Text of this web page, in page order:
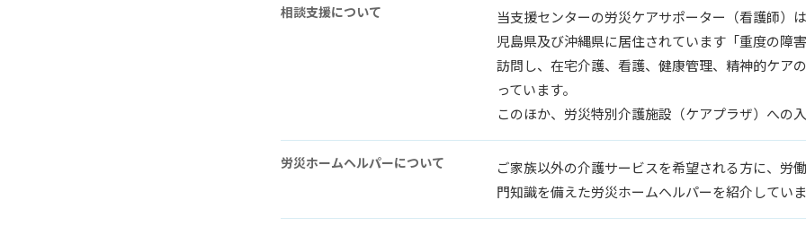
相談支援について
当支援センターの労災ケアサポーター（看護師）
児島県及び沖縄県に居住されています「重度の障
訪問し、在宅介護、看護、健康管理、精神的ケア
っています。
このほか、労災特別介護施設（ケアプラザ）への
労災ホームヘルパーについて
ご家族以外の介護サービスを希望される方に、労
門知識を備えた労災ホームヘルパーを紹介してい